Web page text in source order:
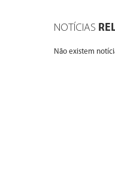
NOTÍCIAS
Não existem